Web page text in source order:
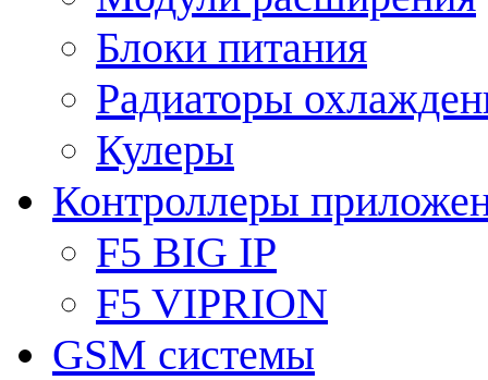
Блоки питания
Радиаторы
Кулеры
Контроллеры
F5 BIG IP
F5 VIPRION
GSM системы